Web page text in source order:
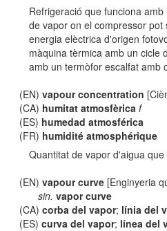
Refrigeració que funciona
de vapor on el compressor pot
energia elèctrica d'origen
màquina tèrmica amb un cicle
amb un termòfor escalfat amb
(EN)vapour concentration
(CA) humitat atmosfèrica f
(ES) humedad atmosférica
(FR) humidité atmosphérique
Quantitat de vapor d'aigua
(EN)vapour curve [Enginyeria
sin. vapor curve
(CA)corba del vapor; línia del
(ES)curva del vapor; línea del